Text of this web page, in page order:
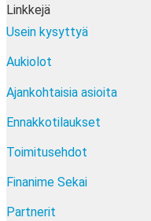
Linkkejä
Usein kysyttyä
Aukiolot
Ajankohtaisia asioita
Ennakkotilaukset
Toimitusehdot
Finanime Sekai
Partnerit